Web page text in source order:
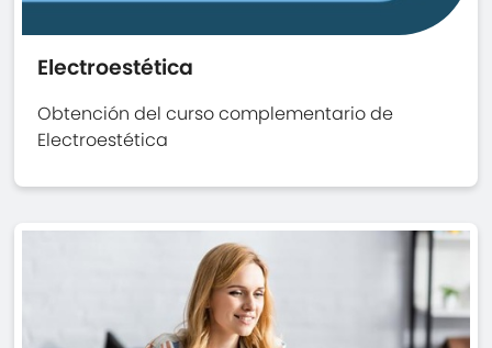
Electroestética
Obtención del curso complementario de
Electroestética